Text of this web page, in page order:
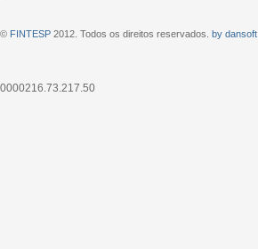
© FINTESP 2012. Todos os direitos reservados. by dansoft
0000216.73.217.50